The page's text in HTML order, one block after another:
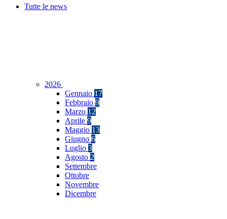
Tutte le news
2026
Gennaio 17
Febbraio 9
Marzo 12
Aprile 9
Maggio 13
Giugno 6
Luglio 3
Agosto 2
Settembre
Ottobre
Novembre
Dicembre